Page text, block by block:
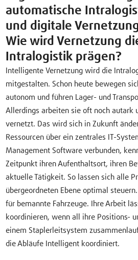
automatische
und digitale
Wie wird Vernetzung
Intralogistik prägen?
Intelligente Vernetzung wird die
mitgestalten. Schon heute bewegen
autonom und führen Lager- und
Allerdings arbeiten sie oft noch autark
vernetzt. Das wird sich in Zukunft
Ressourcen über ein zentrales IT-
Management Software verbunden,
Zeitpunkt ihren Aufenthaltsort, ihren
aktuelle Tätigkeit. So lassen sich alle
übergeordneten Ebene optimal
für bemannte Fahrzeuge. Ihre Arbeit
koordinieren, wenn all ihre Positions-
einem Staplerleitsystem
die Abläufe Intelligent koordiniert.